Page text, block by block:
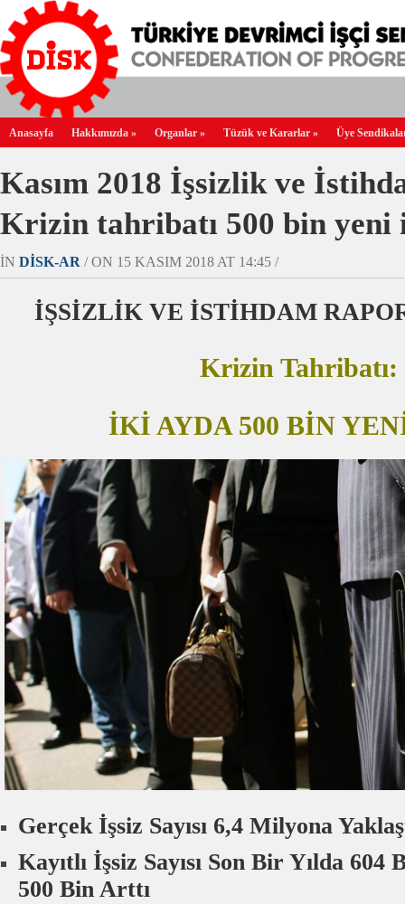
Anasayfa Hakkımızda » Organlar » Tüzük ve Kararlar » Üye
Kasım 2018 İşsizlik ve
Krizin tahribatı 500 bin yeni
IN DİSK-AR / ON 15 KASIM 2018 AT 14:45 /
İŞSİZLİK VE İSTİHDAM
Krizin Tahribatı:
İKİ AYDA 500 BİN
Gerçek İşsiz Sayısı 6,4 Milyona
Kayıtlı İşsiz Sayısı Son Bir Yılda
500 Bin Arttı